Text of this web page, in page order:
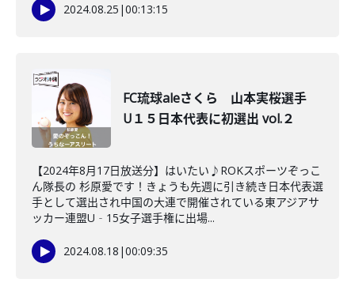
2024.08.25 |00:13:15
FC琉球aleさくら 山本実桜選手
U１５日本代表に初選出 vol.２
【2024年8月17日放送分】はいたい♪ROKスポーツぞっこ
ん隊長の 杉原愛です！きょうも先週に引き続き日本代表選
手として選出され中国の大連で開催されている東アジアサ
ッカー連盟U‐15女子選手権に出場...
2024.08.18 |00:09:35